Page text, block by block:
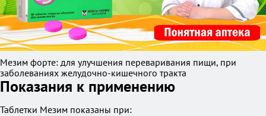
Мезим форте: для улучшения переваривания пищи, при
заболеваниях желудочно-кишечного тракта
Показания к применению
Таблетки Мезим показаны при: